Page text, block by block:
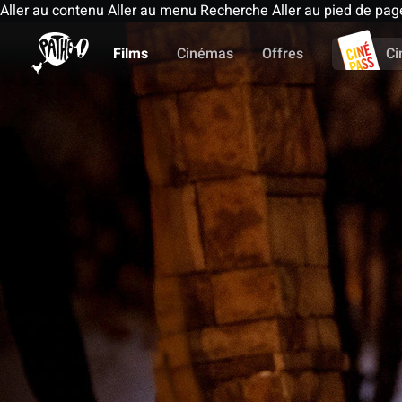
Aller au contenu Aller au menu Recherche Aller au pied de
Films
Cinémas Offres